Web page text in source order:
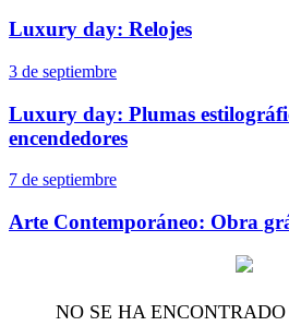
Luxury day: Relojes
3 de septiembre
Luxury day: Plumas
encendedores
7 de septiembre
Arte Contemporáneo: Obra
NO SE HA